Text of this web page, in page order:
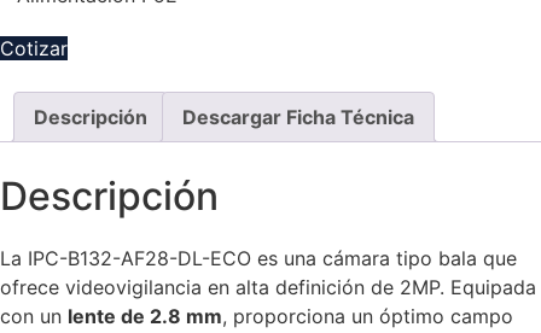
Cotizar
Descripción Descargar Ficha Técnica
Descripción
La IPC-B132-AF28-DL-ECO es una cámara tipo bala que
ofrece videovigilancia en alta definición de 2MP. Equipada
con un lente de 2.8 mm, proporciona un óptimo campo